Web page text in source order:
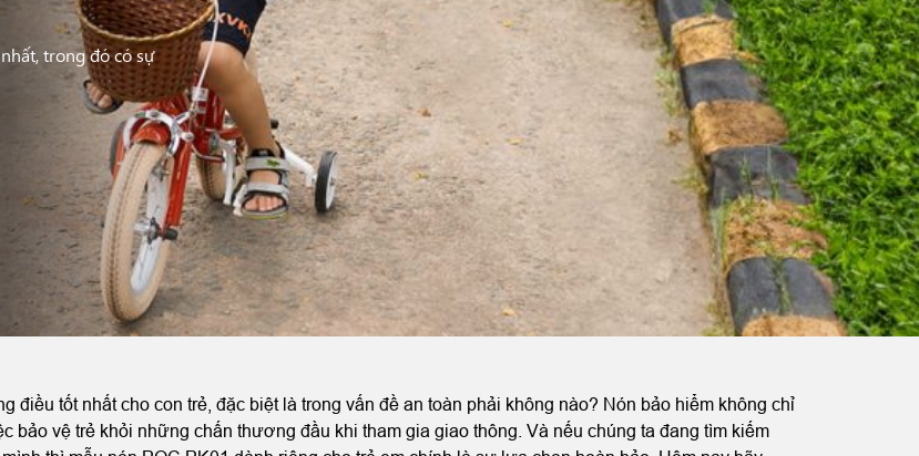
trong đó có sự
điều tốt nhất cho con trẻ, đặc biệt là trong vấn đề an toàn phải không nào? Nón bảo hiểm không chỉ
bảo vệ trẻ khỏi những chấn thương đầu khi tham gia giao thông. Và nếu chúng ta đang tìm kiếm